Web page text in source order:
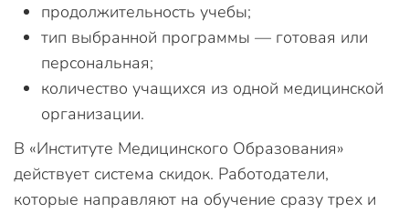
продолжительность учебы;
тип выбранной программы — готовая или
персональная;
количество учащихся из одной медицинской
организации.
В «Институте Медицинского Образования»
действует система скидок. Работодатели,
которые направляют на обучение сразу трех и